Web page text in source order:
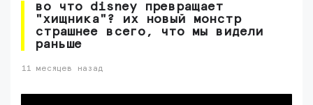
во что disney превращает
"хищника"? их новый монстр
страшнее всего, что мы видели
раньше
11 месяцев назад